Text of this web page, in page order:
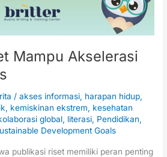
Mampu Akselerasi
/akses informasi, harapan hidup,
, kemiskinan ekstrem, kesehatan
global, literasi, Pendidikan,
Development Goals
publikasi riset memiliki peran penting